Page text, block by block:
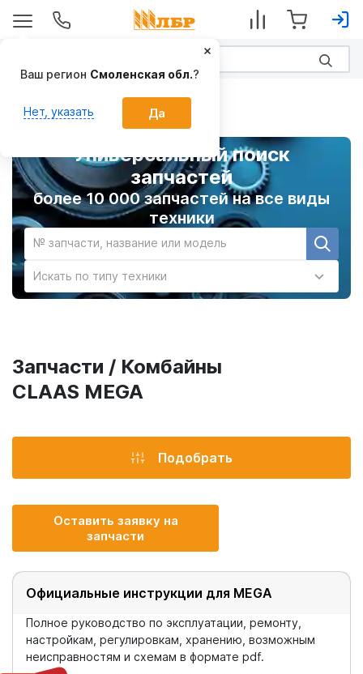
Универсальный поиск
запчастей
более 10 000 запчастей на все виды
техники
№ запчасти, название или модель
Искать по типу техники
Запчасти / Комбайны
CLAAS MEGA
Подобрать
Оставить заявку на
запчасти
Официальные инструкции для MEGA
Полное руководство по эксплуатации, ремонту,
настройкам, регулировкам, хранению, возможным
неисправностям и схемам в формате pdf.
Ваш регион Смоленская обл.?
Нет, указать Да